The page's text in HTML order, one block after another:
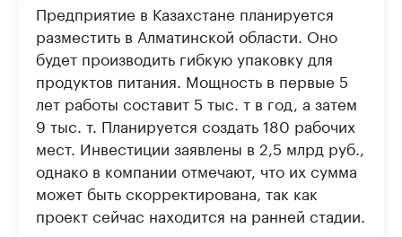
Предприятие в Казахстане планируется
разместить в Алматинской области. Оно
будет производить гибкую упаковку для
продуктов питания. Мощность в первые 5
лет работы составит 5 тыс. т в год, а затем
9 тыс. т. Планируется создать 180 рабочих
мест. Инвестиции заявлены в 2,5 млрд руб.,
однако в компании отмечают, что их сумма
может быть скорректирована, так как
проект сейчас находится на ранней стадии.